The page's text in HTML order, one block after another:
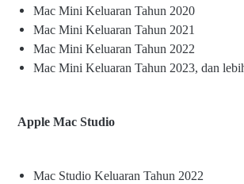
Mac Mini Keluaran Tahun 2020
Mac Mini Keluaran Tahun 2021
Mac Mini Keluaran Tahun 2022
Mac Mini Keluaran Tahun 2023, dan
Apple Mac Studio
Mac Studio Keluaran Tahun 2022